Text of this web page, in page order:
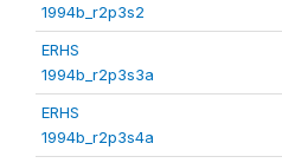
1994b_r2p3s2
ERHS
1994b_r2p3s3a
ERHS
1994b_r2p3s4a